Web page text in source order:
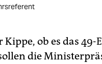
ob es das
die